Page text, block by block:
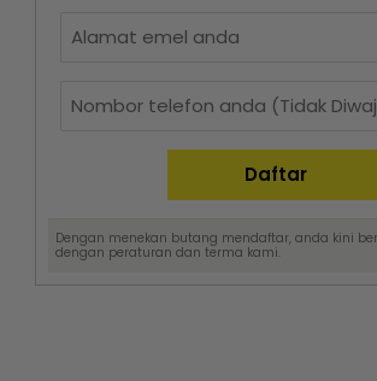
Dengan menekan butang mendaftar, anda kini
dengan peraturan dan terma kami.